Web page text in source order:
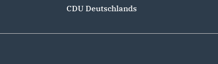
CDU Deutschlands